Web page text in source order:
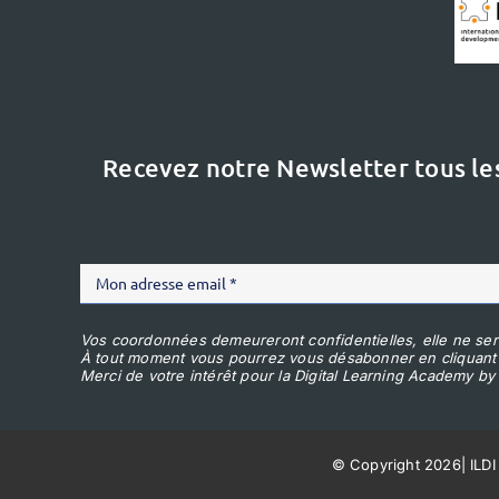
Recevez notre Newsletter tous
Vos coordonnées demeureront confidentielles, elle ne
À tout moment vous pourrez vous désabonner en
Merci de votre intérêt pour la Digital Learning Academy by
© Copyright 2026| ILDI